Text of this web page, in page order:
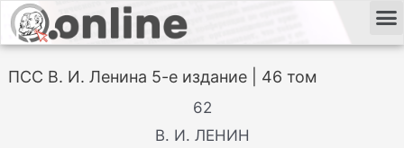
ПСС В. И. Ленина 5-е издание | 46 том
62
В. И. ЛЕНИН